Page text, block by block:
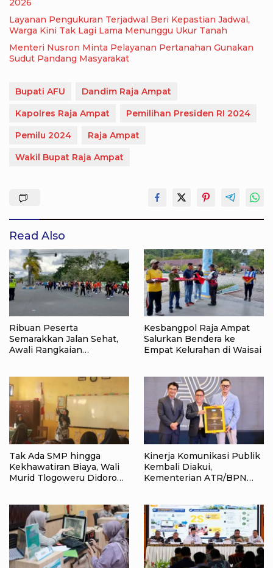
2026
Layanan Pengukuran Terjadwal Beri Kepastian Jadwal,
Warga Kini Tak Lagi Lama Menunggu Ukur Tanah
Menteri Nusron Minta Pelayanan Pertanahan Gunakan
Sudut Pandang Masyarakat
Bupati AFU
Dandim Raja Ampat
Kapolres Raja Ampat
Pemilihan Presiden RI 2024
Pemilu 2024
Raja Ampat
Wakil Bupat Raja Ampat
Read Also
Ribuan Peserta
Semarakkan Jalan Sehat,
Awali Rangkaian
Ampat
Kesbangpol Raja Ampat
Salurkan Bendera ke
Empat Kelurahan di Waisai
Tak Ada SMP hingga
Kekhawatiran Biaya, Wali
Murid Tlogoweru Didorong
Kinerja Komunikasi Publik
Kembali Diakui,
Kementerian ATR/BPN